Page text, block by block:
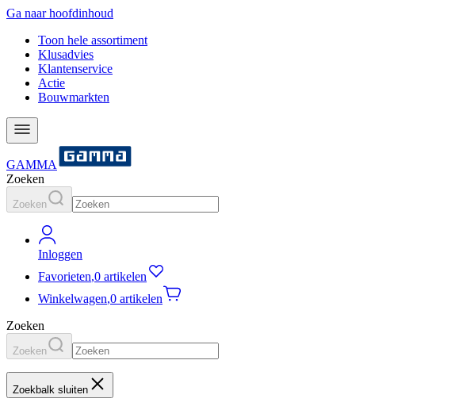
Ga naar hoofdinhoud
Toon hele assortiment
Klusadvies
Klantenservice
Actie
Bouwmarkten
GAMMA
Zoeken
Zoeken
Inloggen
Favorieten,0 artikelen
Winkelwagen,0 artikelen
Zoeken
Zoeken
Zoekbalk sluiten